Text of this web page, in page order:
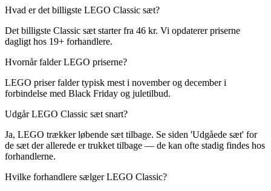
Hvad er det billigste LEGO Classic sæt?
Det billigste Classic sæt starter fra 46 kr. Vi opdaterer priserne
dagligt hos 19+ forhandlere.
Hvornår falder LEGO priserne?
LEGO priser falder typisk mest i november og december i
forbindelse med Black Friday og juletilbud.
Udgår LEGO Classic sæt snart?
Ja, LEGO trækker løbende sæt tilbage. Se siden 'Udgåede sæt' for
de sæt der allerede er trukket tilbage — de kan ofte stadig findes hos
forhandlerne.
Hvilke forhandlere sælger LEGO Classic?